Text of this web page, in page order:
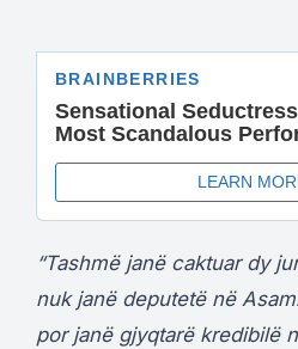
“Tashmë janë caktuar dy
nuk janë deputetë në
por janë gjyqtarë kredibilë